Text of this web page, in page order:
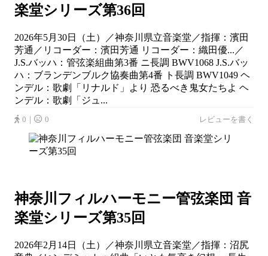
楽堂シリーズ第36回
2026年5月30日（土）／神奈川県立音楽堂／指揮：濱田
芳通／リコーダー：濱田芳通 リコーダー：織田優...／
J.S.バッハ：管弦楽組曲第3番 ニ長調 BWV1068 J.S.バッ
ハ：ブランデンブルク協奏曲第4番 ト長調 BWV1049 ヘ
ンデル：歌劇「リナルド」より 恐るべき鬼女たちよ ヘ
ンデル：歌劇「ジュ...
0｜ 0 レビューを書く
神奈川フィルハーモニー管弦楽団 音
楽堂シリーズ第35回
2026年2月14日（土）／神奈川県立音楽堂／指揮：沼尻